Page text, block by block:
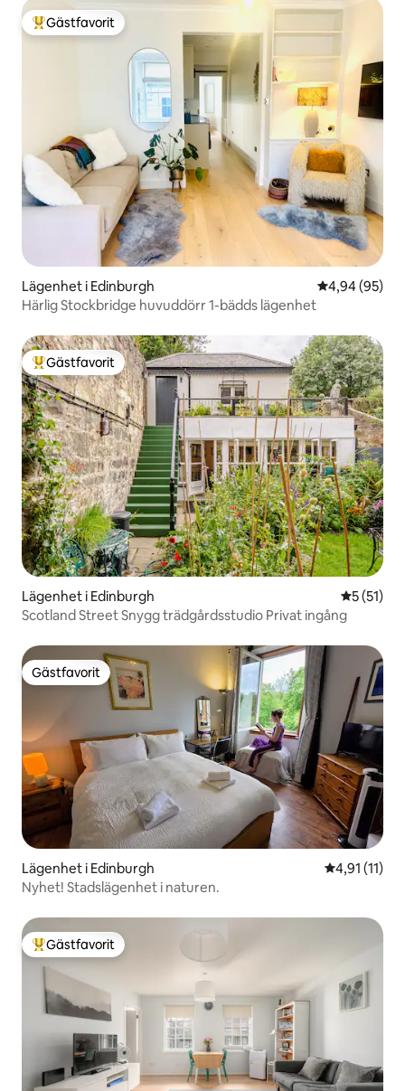
Populär gästfavorit
Gästfavorit
Lägenhet i Edinburgh 4,94 av 5 i
4,94 (95)
Härlig Stockbridge huvuddörr 1-bädds lägenhet
Populär gästfavorit
Gästfavorit
Lägenhet i Edinburgh 5 av 5 i
5 (51)
Scotland Street Snygg trädgårdsstudio Privat ingång
Gästfavorit
Gästfavorit
Lägenhet i Edinburgh 4,91 av 5 i
4,91 (11)
Nyhet! Stadslägenhet i naturen.
Populär gästfavorit
Gästfavorit